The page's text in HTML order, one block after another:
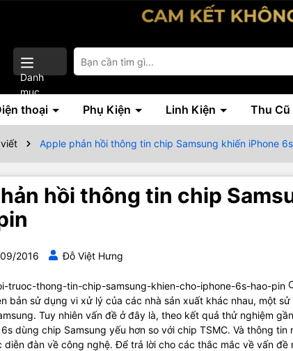
Danh
mục
thoại Phụ Kiện Linh Kiện Thu
Apple phản hồi thông tin chip Samsung khiến iPhone
hồi thông tin chip
2016 Đỗ Việt Hưng
bản sử dụng vi xử lý của các nhà sản xuất khác nhau, một
Tuy nhiên vấn đề ở đây là, theo kết quả thử nghiệm
dùng chip Samsung yếu hơn so với chip TSMC. Và thông
diễn đàn về công nghệ. Để trả lời cho các thắc mắc về vấn